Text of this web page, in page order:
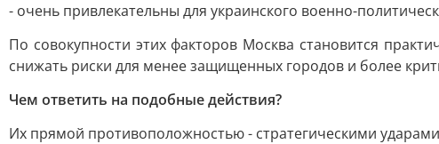
- очень привлекательны для украинского военно-
По совокупности этих факторов Москва становится
снижать риски для менее защищенных городов и более
Чем ответить на подобные действия?
Их прямой противоположностью - стратегическими